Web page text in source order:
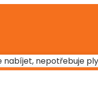
nabíjet, nepotřebuje